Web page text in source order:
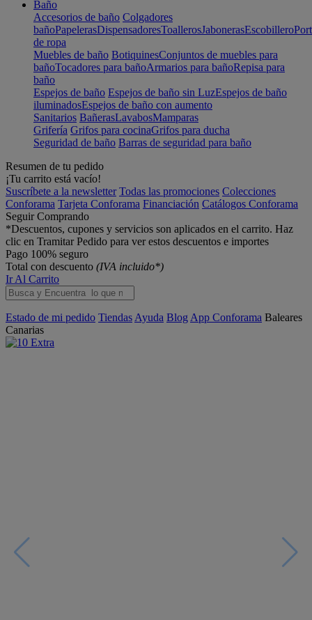
Baño
Accesorios de baño Colgadores
bañoPapelerasDispensadoresToallerosJabonerasEscobillero
de ropa
Muebles de baño BotiquinesConjuntos de muebles para
bañoTocadores para bañoArmarios para bañoRepisa para
baño
Espejos de baño Espejos de baño sin LuzEspejos de baño
iluminadosEspejos de baño con aumento
Sanitarios BañerasLavabosMamparas
Grifería Grifos para cocinaGrifos para ducha
Seguridad de baño Barras de seguridad para baño
Resumen de tu pedido
¡Tu carrito está vacío!
Suscríbete a la newsletter Todas las promociones Colecciones
Conforama Tarjeta Conforama Financiación Catálogos Conforama
Seguir Comprando
*Descuentos, cupones y servicios son aplicados en el carrito. Haz
clic en Tramitar Pedido para ver estos descuentos e importes
Pago 100% seguro
Total con descuento (IVA incluido*)
Ir Al Carrito
Estado de mi pedido Tiendas Ayuda Blog App Conforama Baleares
Canarias